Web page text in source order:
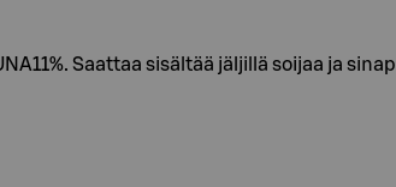
Saattaa sisältää jäljillä soijaa ja